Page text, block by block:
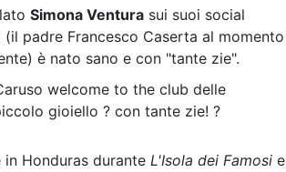
Simona Ventura sui suoi social
padre Francesco Caserta al momento
è nato sano e con "tante zie".
welcome to the club delle
gioiello ? con tante zie! ?
Honduras durante L'Isola dei Famosi e